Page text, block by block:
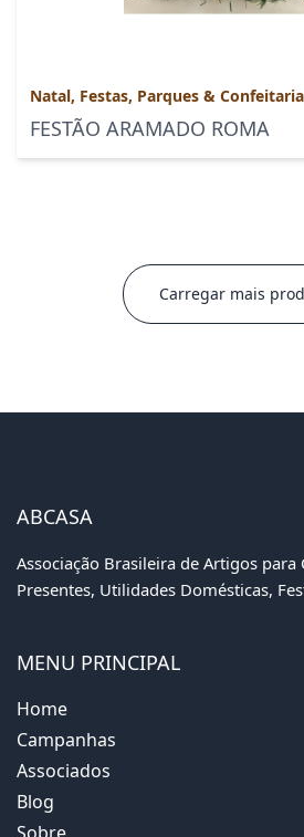
Natal, Festas, Parques & Confeitaria
FESTÃO ARAMADO ROMA
Carregar mais
ABCASA
Associação Brasileira de Artigos para
Presentes, Utilidades Domésticas,
MENU PRINCIPAL
Home
Campanhas
Associados
Blog